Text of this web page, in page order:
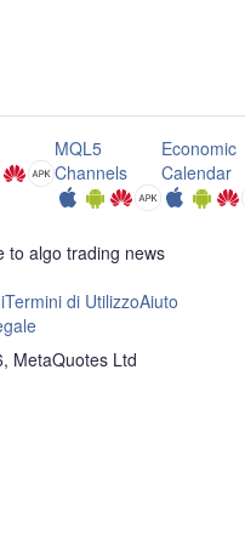
MQL5
Channels
Economic
Calendar
to algo trading news
Termini di UtilizzoAiuto
MetaQuotes Ltd